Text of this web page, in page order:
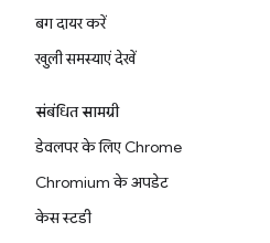
बग दायर करें
खुली समस्याएं देखें
संबंधित सामग्री
डेवलपर के लिए Chrome
Chromium के अपडेट
केस स्टडी